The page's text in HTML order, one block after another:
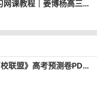
【视频】2027年高考语文一轮复习网课教程｜姜博杨高三语文上学期暑假班视频教程
2026版《金考卷百校联盟》高考预测卷PDF电子版下载